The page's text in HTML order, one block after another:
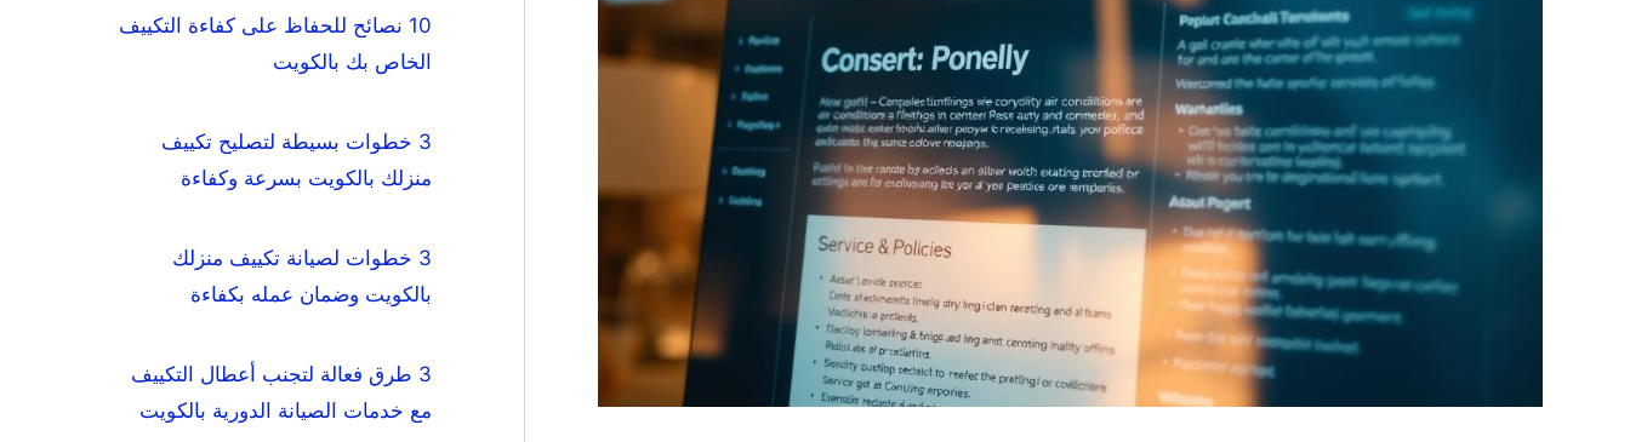
10 نصائح للحفاظ على كفاءة التكييف
الخاص بك بالكويت
3 خطوات بسيطة لتصليح تكييف
منزلك بالكويت بسرعة وكفاءة
3 خطوات لصيانة تكييف منزلك
بالكويت وضمان عمله بكفاءة
3 طرق فعالة لتجنب أعطال التكييف
مع خدمات الصيانة الدورية بالكويت